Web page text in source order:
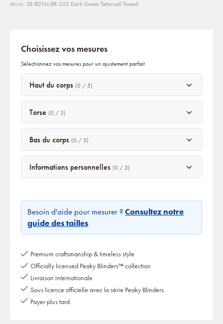
Art.nr: SB-BDTM-BR-203 Dark Green Tattersall Tweed
Choisissez vos mesures
Sélectionnez vos mesures pour un ajustement parfait
Haut du corps (0 / 5)
Torse (0 / 3)
Bas du corps (0 / 5)
Informations personnelles (0 / 3)
Besoin d'aide pour mesurer ? Consultez notre
guide des tailles
Premium craftsmanship & timeless style
Officially licensed Peaky Blinders™ collection
Livraison internationale
Sous licence officielle avec la série Peaky Blinders
Payer plus tard